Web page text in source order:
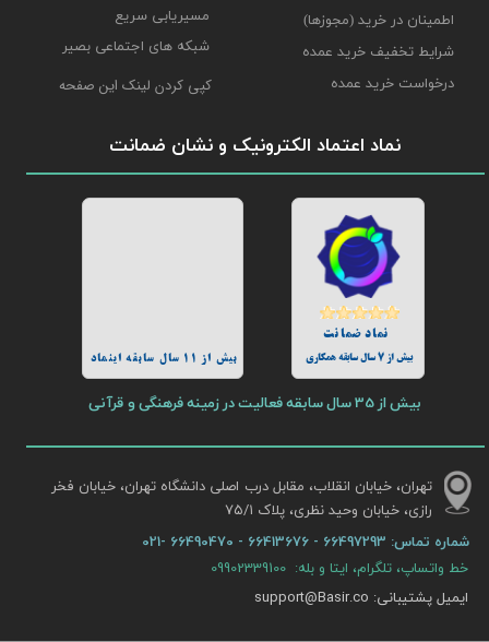
اطمینان در خرید (مجوزها)
شرایط تخفیف خرید عمده
درخواست خرید عمده
نماد اعتماد الکترونیک و نشان ضمانت
بیش از 11 سال سابقه اینماد
بیش از 35 سال سابقه فعالیت در زمینه فرهنگی و قرآنی
بیش از 7 سال سابقه همکاری
مسیریابی سریع
شبکه های اجتماعی بصیر
تهران، خیابان انقلاب، مقابل درب اصلی دانشگاه تهران، خیابان فخر
رازی، خیابان وحید نظری، پلاک ۷۵/۱​​​​​​​
شماره تماس:
خط واتساپ، تلگرام، ایتا و بله: 09902339100
ایمیل پشتیبانی: support@Basir.co
کپی کردن لینک این صفحه